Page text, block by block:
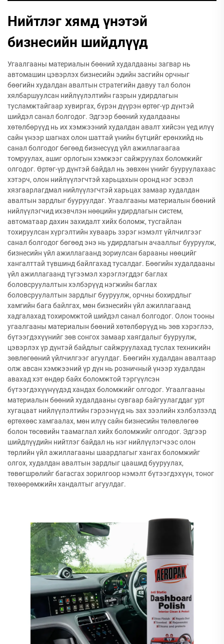
Нийтлэг хямд үнэтэй
бизнесийн шийдлүүд
Угаалгааны материалын бөөний худалдааны загвар нь
автомашин цэвэрлэх бизнесийн эдийн засгийн орчныг
бөөгийн худалдан авалтын стратегийн давуу тал болон
хялбаршуулсан нийлүүлэлтийн газрын удирдлагын
тусламжтайгаар хувиргах, бүрэн дүүрэн өртөг-үр дүнтэй
шийдэл санал болгодог. Эдгээр бөөний худалдааны
хөтөлбөрүүд нь их хэмжээний худалдан авалт хийсэн үед илүү
сайн үнээр шагнах олон шаттай үнийн бүтцийг ерөнхийд нь
санал болгодог бөгөөд бизнесүүд үйл ажиллагаагаа
томруулах, ашиг орлогын хэмжээг сайжруулах боломжийг
олгодог. Өртөг-үр дүнтэй байдал нь зөвхөн үнийг бууруулахаас
хэтэрч, олон нийлүүлэгчтэй харьцахын оронд нэг эсвэл
хязгаарлагдмал нийлүүлэгчтэй харьцах замаар худалдан
авалтын зардлыг бууруулдаг. Угаалгааны материалын бөөний
нийлүүлэгчид ихэвчлэн нөөцийн удирдлагын систем,
автоматаар дахин захидалт хийх боломж, тусгайлан
тохируулсан хүргэлтийн хуваарь зэрэг нэмэлт үйлчилгээг
санал болгодог бөгөөд энэ нь удирдлагын ачааллыг бууруулж,
бизнесийн үйл ажиллагаанд зориулсан барааны нөөцийг
хангалттай түвшинд байлгахад тусалдаг. Бөөгийн худалдааны
үйл ажиллагаанд түгээмэл хэрэглэгддэг баглах
боловсруулалтын хэлбэрүүд нэгжийн баглах
боловсруулалтын зардлыг бууруулж, орчны бохирдлыг
хамгийн бага байлгах, мөн бизнесийн үйл ажиллагаанд
хадгалахад тохиромжтой шийдэл санал болгодог. Олон тооны
угаалгааны материалын бөөний хөтөлбөрүүд нь зөв хэрэглээ,
бүтээгдэхүүнийг зөв сонгох замаар хаягдалыг бууруулж,
цэвэрлэх үр дүнтэй байдлыг сайжруулахад туслах техникийн
зөвлөгөөний үйлчилгээг агуулдаг. Бөөгийн худалдан авалтаар
олж авсан хэмжээний үр дүн нь розничный үнээр худалдан
авахад хэт өндөр байх боломжтой тэргүүлсэн
бүтээгдэхүүнүүдэд хандах боломжийг олгодог. Угаалгааны
материалын бөөний худалдааны сувгаар байгуулагддаг урт
хугацаат нийлүүлэлтийн гэрээнүүд нь зах зээлийн хэлбэлзэлд
өртөхөөс хамгаалах, мөн илүү сайн бизнесийн төлөвлөгөө
болон төсөвийн таамаглал хийх боломжийг олгодог. Эдгээр
шийдлүүдийн нийтлэг байдал нь нэг нийлүүлэгчээс олон
төрлийн үйл ажиллагааны шаардлагыг хангах боломжийг
олгох, худалдан авалтын зардлыг цаашид бууруулах,
төвөгшрөлийг багасгах зорилгоор нэмэлт бүтээгдэхүүн, тоног
төхөөрөмжийн хандалтыг агуулдаг.